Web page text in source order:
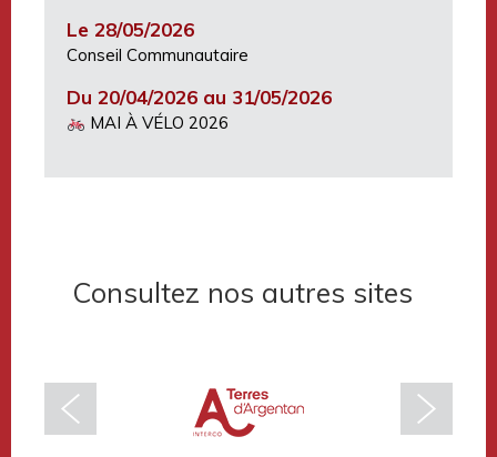
Le 28/05/2026
Conseil Communautaire
Du 20/04/2026 au 31/05/2026
MAI À VÉLO 2026
Consultez nos autres sites